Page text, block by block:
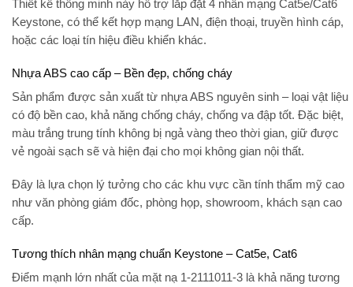
Thiết kế thông minh này hỗ trợ lắp đặt 4 nhân mạng Cat5e/Cat6
Keystone, có thể kết hợp mạng LAN, điện thoại, truyền hình cáp,
hoặc các loại tín hiệu điều khiển khác.
Nhựa ABS cao cấp – Bền đẹp, chống cháy
Sản phẩm được sản xuất từ nhựa ABS nguyên sinh – loại vật liệu
có độ bền cao, khả năng chống cháy, chống va đập tốt. Đặc biệt,
màu trắng trung tính không bị ngả vàng theo thời gian, giữ được
vẻ ngoài sạch sẽ và hiện đại cho mọi không gian nội thất.
Đây là lựa chọn lý tưởng cho các khu vực cần tính thẩm mỹ cao
như văn phòng giám đốc, phòng họp, showroom, khách sạn cao
cấp.
Tương thích nhân mạng chuẩn Keystone – Cat5e, Cat6
Điểm mạnh lớn nhất của mặt nạ 1-2111011-3 là khả năng tương